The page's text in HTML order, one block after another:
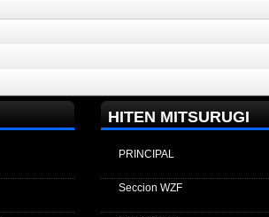
HITEN MITSURUGI
PRINCIPAL
Seccion WZF